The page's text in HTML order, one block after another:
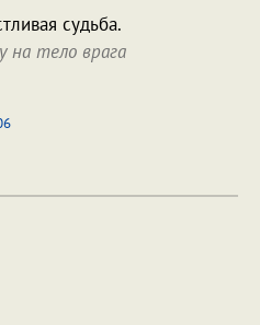
судьба.
на тело врага